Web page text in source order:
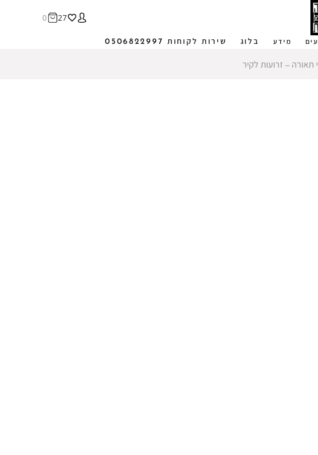
מידע בלוג שירות לקוחות 0506822997
27
0
תאורה ‒ זרועות לקיר